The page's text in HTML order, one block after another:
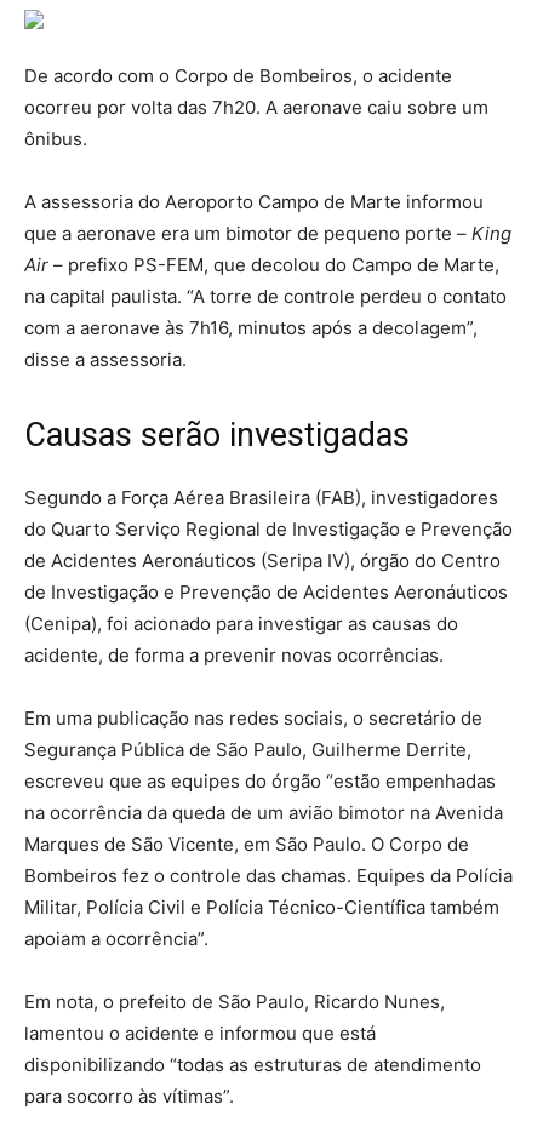
De acordo com o Corpo de Bombeiros, o acidente
ocorreu por volta das 7h20. A aeronave caiu sobre um
ônibus.
A assessoria do Aeroporto Campo de Marte informou
que a aeronave era um bimotor de pequeno porte – King
Air – prefixo PS-FEM, que decolou do Campo de Marte,
na capital paulista. “A torre de controle perdeu o contato
com a aeronave às 7h16, minutos após a decolagem”,
disse a assessoria.
Causas serão investigadas
Segundo a Força Aérea Brasileira (FAB), investigadores
do Quarto Serviço Regional de Investigação e Prevenção
de Acidentes Aeronáuticos (Seripa IV), órgão do Centro
de Investigação e Prevenção de Acidentes Aeronáuticos
(Cenipa), foi acionado para investigar as causas do
acidente, de forma a prevenir novas ocorrências.
Em uma publicação nas redes sociais, o secretário de
Segurança Pública de São Paulo, Guilherme Derrite,
escreveu que as equipes do órgão “estão empenhadas
na ocorrência da queda de um avião bimotor na Avenida
Marques de São Vicente, em São Paulo. O Corpo de
Bombeiros fez o controle das chamas. Equipes da Polícia
Militar, Polícia Civil e Polícia Técnico-Científica também
apoiam a ocorrência”.
Em nota, o prefeito de São Paulo, Ricardo Nunes,
lamentou o acidente e informou que está
disponibilizando “todas as estruturas de atendimento
para socorro às vítimas”.